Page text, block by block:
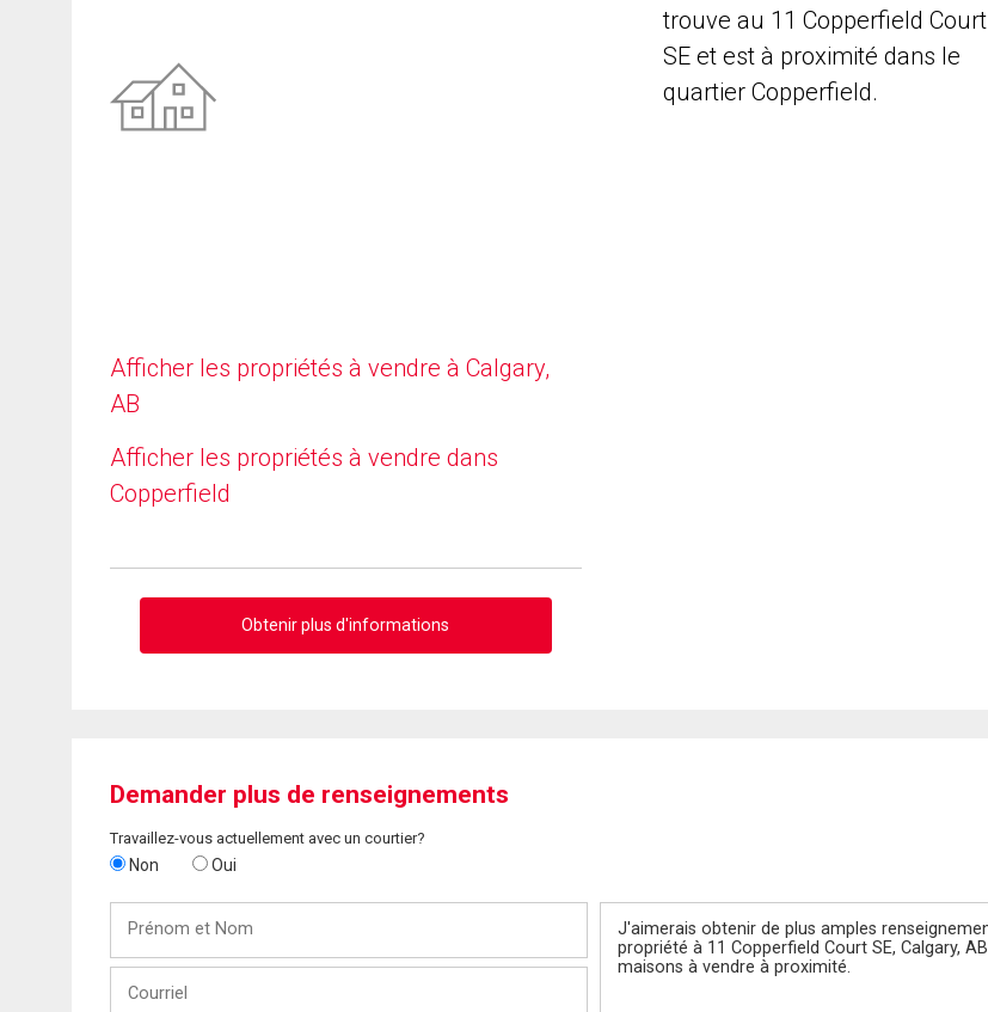
Afficher les propriétés à vendre à Calgary,
AB
Afficher les propriétés à vendre dans
Copperfield
Obtenir plus d'informations
trouve au 11 Copperfield Court
SE et est à proximité dans le
quartier Copperfield.
Demander plus de renseignements
Travaillez-vous actuellement avec un courtier?
Non Oui
Nom